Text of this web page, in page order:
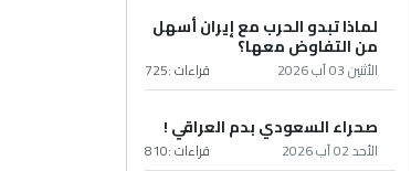
لماذا تبدو الحرب مع إيران أسهل
من التفاوض معها؟
الأثنين 03 آب 2026 قراءات :725
صحراء السعودي بدم العراقي !
الأحد 02 آب 2026 قراءات :810